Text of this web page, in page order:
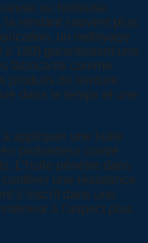
ou huileuse,
rendant souvent plus
un nettoyage
180) garantissent une
fabricants comme
produits de teinture
dans le temps et une
appliquer une huile
profondeur contre
L’huile pénètre dans
une résistance
s’inscrit dans une
à l’aspect plus